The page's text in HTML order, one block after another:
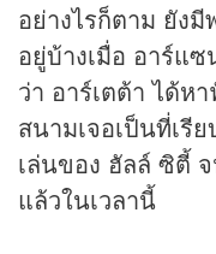
อย่างไรก็ตาม ยังมี
อยู่บ้างเมื่อ อาร์แ
ว่า อาร์เตต้า ได้ห
สนามเจอเป็นที่เรี
เล่นของ ฮัลล์ ซิตี้
แล้วในเวลานี้